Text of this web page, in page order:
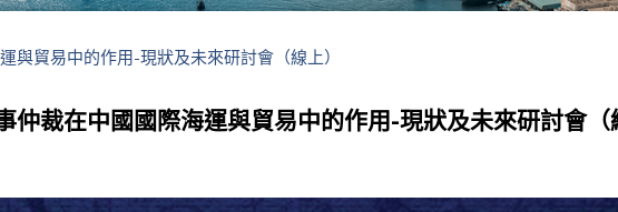
與貿易中的作用-現狀及未來研討會（線上）
仲裁在中國國際海運與貿易中的作用-現狀及未來研討會（